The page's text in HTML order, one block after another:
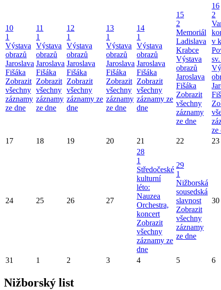
10
1
Výstava
obrazů
Jaroslava
Fišáka
Zobrazit
všechny
záznamy
ze dne
11
1
Výstava
obrazů
Jaroslava
Fišáka
Zobrazit
všechny
záznamy
ze dne
12
1
Výstava
obrazů
Jaroslava
Fišáka
Zobrazit
všechny
záznamy ze
dne
13
1
Výstava
obrazů
Jaroslava
Fišáka
Zobrazit
všechny
záznamy
ze dne
14
1
Výstava
obrazů
Jaroslava
Fišáka
Zobrazit
všechny
záznamy ze
dne
15
2
Memoriál
Ladislava
Krabce
Výstava
obrazů
Jaroslava
Fišáka
Zobrazit
všechny
záznamy
ze dne
16
2
v
ze
17
18 19 20 21 22 23
24 25 26 27
28
1
Středočeské
kulturní
léto:
Nauzea
Orchestra,
koncert
Zobrazit
všechny
záznamy ze
dne
29
1
Nižborská
sousedská
slavnost
Zobrazit
všechny
záznamy
ze dne
30
31 1 2 3 4 5 6
Nižborský list